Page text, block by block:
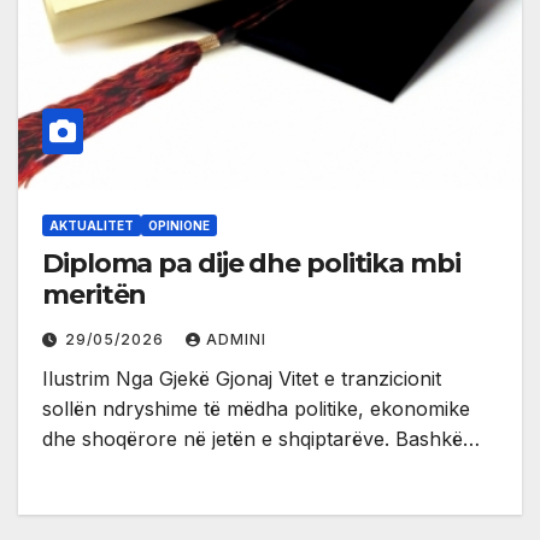
AKTUALITET OPINIONE
Diploma pa dije dhe politika mbi
meritën
29/05/2026 ADMINI
Ilustrim Nga Gjekë Gjonaj Vitet e tranzicionit
sollën ndryshime të mëdha politike, ekonomike
dhe shoqërore në jetën e shqiptarëve. Bashkë…